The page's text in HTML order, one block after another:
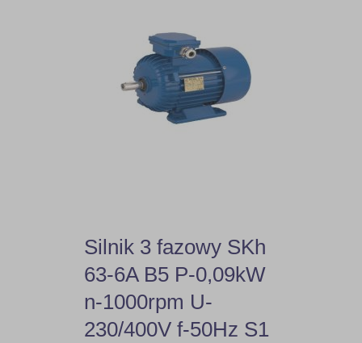
Silnik 3 fazowy SKh
63-6A B5 P-0,09kW
n-1000rpm U-
230/400V f-50Hz S1